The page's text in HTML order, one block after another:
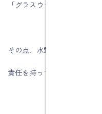
「グラスウール」を敬遠しま
その点、水野建築は熟練の自
責任を持って対応する会社で